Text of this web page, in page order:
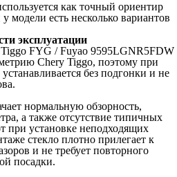
как точный ориентир
модели есть несколько вариантов
эксплуатации
Tiggo FYG / Fuyao 9595LGNR5FDW
Chery Tiggo, поэтому при
без подгонки и не
нормальную обзорность,
а также отсутствие типичных
при установке неподходящих
стекло плотно прилегает к
и не требует повторного
посадки.